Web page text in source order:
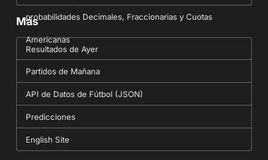
probabilidades Decimales, Fraccionarias y Cuotas
Americanas
Más
Resultados de Ayer
Partidos de Mañana
API de Datos de Fútbol (JSON)
Predicciones
English Site